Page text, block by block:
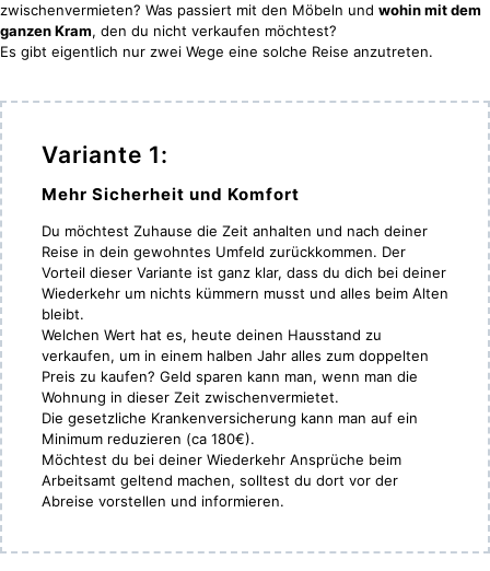
zwischenvermieten? Was passiert mit den Möbeln und wohin mit dem
ganzen Kram, den du nicht verkaufen möchtest?
Es gibt eigentlich nur zwei Wege eine solche Reise anzutreten.
Variante 1:
Mehr Sicherheit und Komfort
Du möchtest Zuhause die Zeit anhalten und nach deiner
Reise in dein gewohntes Umfeld zurückkommen. Der
Vorteil dieser Variante ist ganz klar, dass du dich bei deiner
Wiederkehr um nichts kümmern musst und alles beim Alten
bleibt.
Welchen Wert hat es, heute deinen Hausstand zu
verkaufen, um in einem halben Jahr alles zum doppelten
Preis zu kaufen? Geld sparen kann man, wenn man die
Wohnung in dieser Zeit zwischenvermietet.
Die gesetzliche Krankenversicherung kann man auf ein
Minimum reduzieren (ca 180€).
Möchtest du bei deiner Wiederkehr Ansprüche beim
Arbeitsamt geltend machen, solltest du dort vor der
Abreise vorstellen und informieren.